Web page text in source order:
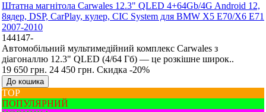
Штатна магнітола Carwales 12.3" QLED 4+64Gb/4G Android 12,
8ядер, DSP, CarPlay, кулер, CIC System для BMW X5 E70/X6 E71
2007-2010
144147-
Автомобільний мультимедійний комплекс Carwales з
діагоналлю 12.3" QLED (4/64 Гб) — це розкішне широк..
19 650 грн. 24 450 грн. Скидка -20%
До кошика
ТОР
ПОПУЛЯРНИЙ